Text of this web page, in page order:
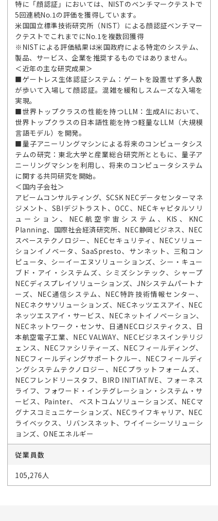
特に「顔認証」においては、NISTのベンチマークテストで
5回連続No.1の評価を獲得しています。
米国国立標準技術研究所（NIST）による顔認証ベンチマー
クテストでこれまでにNo.1を複数回獲得
※NISTによる評価結果は米国政府による特定のシステム、
製品、サービス、企業を推奨するものではありません。
＜近年の主な研究成果＞
■ゲートレス生体認証システム：ゲートを設置せず多人数
が歩いて入場して顔認証。混雑を緩和しスムーズな入場を
実現。
■世界トップクラスの性能を持つLLM：生成AIにおいて、
世界トップクラスの日本語性能を持つ軽量なLLM（大規模
言語モデル）を開発。
■量子アニーリングマシンによる将来のコンピュータシス
テムの研究：東北大学と産業総合研究所とともに、量子ア
ニーリングマシンを利用し、将来のコンピュータシステム
に関する共同研究を開始。
＜国内子会社＞
アビームコンサルティング、SCSK NECデータセンターマネ
ジメント、SBIデジトラスト、OCC、NECキャピタルソリ
ューション、NEC航空宇宙システム、KIS、KNC
Planning、国際社会経済研究所、NEC静岡ビジネス、NEC
スペーステクノロジー、NECセキュリティ、NECソリュー
ションイノベータ、SaaSpresto、サンネット、三和コン
ピュータ、シーイーエヌソリューションズ、シー・キュー
ブド・アイ・システムズ、シミズシンテック、シャープ
NECディスプレイソリューションズ、JNシステムパートナ
ーズ、NEC通信システム、NEC特許技術情報センター、
NECネクサソリューションズ、NECネッツエスアイ、NEC
ネッツエスアイ・サービス、NECネットイノベーション、
NECネットワーク・センサ、日通NECロジスティクス、日
本航空電子工業、NEC VALWAY、NECビジネスインテリジ
ェンス、NECファシリティーズ、NECフィールディング、
NECフィールディングサポートクルー、NECフィールディ
ングシステムテクノロジー、NECプラットフォームズ、
NECフレンドリースタフ、BIRD INITIATIVE、フォーネス
ライフ、フォワード・インテグレーション・システム・サ
ービス、Painter、 ベストコムソリューションズ、NECマ
グナスコミュニケーションズ、NECライフキャリア、NEC
ライベックス、リバンスネット、ワイイーシーソリューシ
ョンズ、ONEエネルギー
従業員数
105,276人